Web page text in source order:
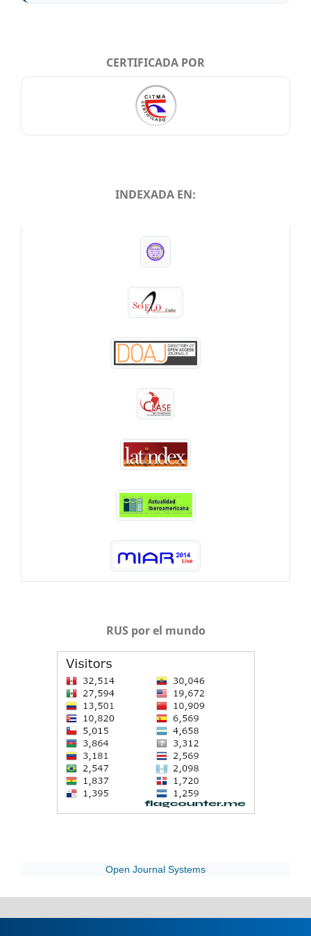
CERTIFICADA POR
INDEXADA EN:
RUS por el mundo
Open Journal Systems